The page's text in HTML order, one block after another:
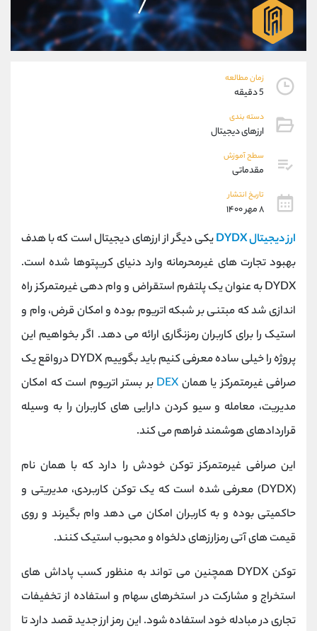
زمان مطالعه
5 دقیقه
دسته بندی
ارزهای دیجیتال
سطح آموزش
مقدماتی
تاریخ انتشار
۸ مهر ۱۴۰۰
ارز دیجیتال DYDX
یکی دیگر از ارزهای دیجیتال است که با هدف
بهبود تجارت های غیرمحرمانه وارد دنیای کریپتوها شده است.
DYDX به عنوان یک پلتفرم استقراض و وام دهی غیرمتمرکز راه
اندازی شد که مبتنی بر شبکه اتریوم بوده و امکان قرض، وام و
استیک را برای کاربران رمزنگاری ارائه می دهد. اگر بخواهیم این
پروژه را خیلی ساده معرفی کنیم باید بگوییم DYDX درواقع یک
صرافی غیرمتمرکز یا همان DEX بر بستر اتریوم است که امکان
مدیریت، معامله و سیو کردن دارایی ‌های کاربران را به‌ وسیله
قراردادهای هوشمند فراهم می کند.
این صرافی غیرمتمرکز توکن خودش را دارد که با همان نام
(DYDX) معرفی شده است که یک توکن کاربردی، مدیریتی و
حاکمیتی بوده و به کاربران امکان می دهد وام بگیرند و روی
قیمت های آتی رمزارزهای دلخواه و محبوب استیک کنند.
توکن DYDX همچنین می تواند به منظور کسب پاداش های
استخراج و مشارکت در استخرهای سهام و استفاده از تخفیفات
تجاری در مبادله خود استفاده شود. این رمز ارز جدید قصد دارد تا
09304891085
واتساپ شروع گفتگو
تلگرام @Armteam_admin_103
پشتیبان فروش
موبایل
واتساپ
داخلی
اطلاعات تماس (دفتر فروش)
تلفن 021-22021030
بدون پیش شماره 90001030
اینستاگرام @alireza.mehrabii
کانال تلگرام @alirezamehrabi_com